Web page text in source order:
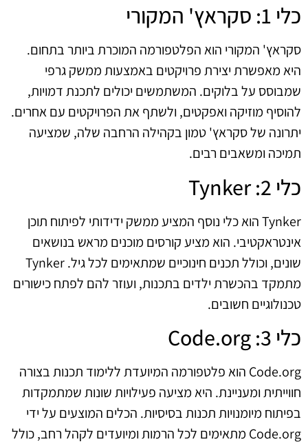
כלי 1: סקראץ' המקורי
סקראץ' המקורי הוא הפלטפורמה המוכרת ביותר בתחום.
היא מאפשרת יצירת פרויקטים באמצעות ממשק גרפי
שמבוסס על בלוקים. המשתמשים יכולים לתכנת דמויות,
להוסיף מוזיקה ואפקטים, ולשתף את הפרויקטים עם אחרים.
יתרונה של סקראץ' טמון בקהילה הרחבה שלה, שמציעה
תמיכה ומשאבים רבים.
כלי 2: Tynker
Tynker הוא כלי נוסף המציע ממשק ידידותי לפיתוח תוכן
אינטראקטיבי. הוא מציע קורסים מוכנים מראש בנושאים
שונים, וכולל תכנים חינוכיים שמתאימים לכל גיל. Tynker
מתמקד בהכשרת ילדים בתכנות, ועוזר להם לפתח כישורים
טכנולוגיים חשובים.
כלי 3: Code.org
Code.org הוא פלטפורמה המיועדת ללימוד תכנות בצורה
חווייתית ומעניינת. היא מציעה פעילויות שונות שמתמקדות
בפיתוח מיומנויות תכנות בסיסיות. הכלים המוצעים על ידי
Code.org מתאימים לכל הרמות ומיועדים לקהל רחב, כולל